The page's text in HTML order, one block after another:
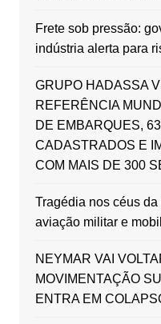
Frete sob pressão:
indústria alerta para
GRUPO HADASSA
REFERÊNCIA
DE EMBARQUES,
CADASTRADOS E
COM MAIS DE 300
Tragédia nos céus
aviação militar e
NEYMAR VAI
MOVIMENTAÇÃO
ENTRA EM